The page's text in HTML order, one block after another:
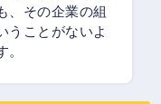
、その企業の組
うことがないよ